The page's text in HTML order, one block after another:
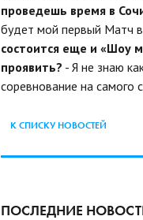
проведешь время в
будет мой первый Матч
состоится еще и «Шоу
проявить? - Я не знаю
соревнование на самого
К СПИСКУ НОВОСТЕЙ
ПОСЛЕДНИЕ